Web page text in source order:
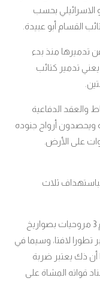
الاسرائيلي بحسب
القسام أبو عبيدة.
تدميرها منذ بدء
تدمير كتائب
والعقد الدفاعية
ويحصدون أرواح جنوده
على الأرض.
ثلاث
ووفق خبراء عسكريين فإن استهداف القسام 3 مروحيات بصواريخ
تطورا لافتا، وسيما في
ذك يعتبر ضربة
قواته المشاة على